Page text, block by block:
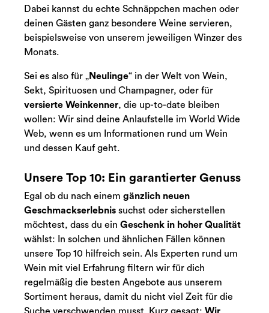
Dabei kannst du echte Schnäppchen machen oder
deinen Gästen ganz besondere Weine servieren,
beispielsweise von unserem jeweiligen Winzer des
Monats.
Sei es also für „Neulinge“ in der Welt von Wein,
Sekt, Spirituosen und Champagner, oder für
versierte Weinkenner, die up-to-date bleiben
wollen: Wir sind deine Anlaufstelle im World Wide
Web, wenn es um Informationen rund um Wein
und dessen Kauf geht.
Unsere Top 10: Ein garantierter Genuss
Egal ob du nach einem gänzlich neuen
Geschmackserlebnis suchst oder sicherstellen
möchtest, dass du ein Geschenk in hoher Qualität
wählst: In solchen und ähnlichen Fällen können
unsere Top 10 hilfreich sein. Als Experten rund um
Wein mit viel Erfahrung filtern wir für dich
regelmäßig die besten Angebote aus unserem
Sortiment heraus, damit du nicht viel Zeit für die
Suche verschwenden musst. Kurz gesagt: Wir